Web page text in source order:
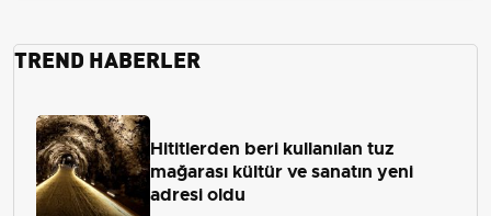
TREND HABERLER
Hititlerden beri kullanılan tuz
mağarası kültür ve sanatın yeni
adresi oldu